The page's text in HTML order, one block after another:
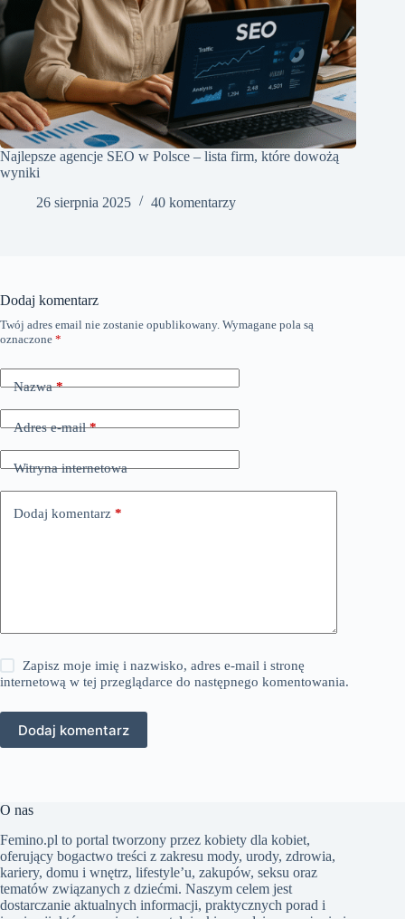
Najlepsze agencje SEO w Polsce – lista firm, które dowożą
wyniki
26 sierpnia 2025
40 komentarzy
Dodaj komentarz
Twój adres email nie zostanie opublikowany. Wymagane pola są
oznaczone *
Nazwa*
Adres e-mail*
Witryna internetowa
Dodaj komentarz *
Zapisz moje imię i nazwisko, adres e-mail i stronę
internetową w tej przeglądarce do następnego komentowania.
Dodaj komentarz
O nas
Femino.pl to portal tworzony przez kobiety dla kobiet,
oferujący bogactwo treści z zakresu mody, urody, zdrowia,
kariery, domu i wnętrz, lifestyle’u, zakupów, seksu oraz
tematów związanych z dziećmi. Naszym celem jest
dostarczanie aktualnych informacji, praktycznych porad i